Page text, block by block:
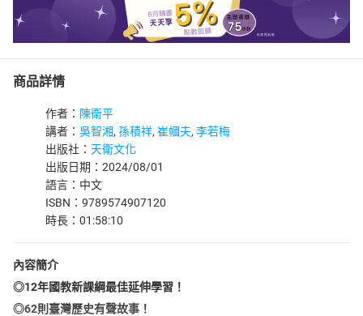
商品詳情
作者： 陳衛平
講者： 吳智湘, 孫積祥, 崔幗夫, 李若梅
出版社： 天衛文化
出版日期：2024/08/01
語言：中文
ISBN：9789574907120
時長：01:58:10
內容簡介
◎12年國教新課綱最佳延伸學習！
◎62則臺灣歷史有聲故事！